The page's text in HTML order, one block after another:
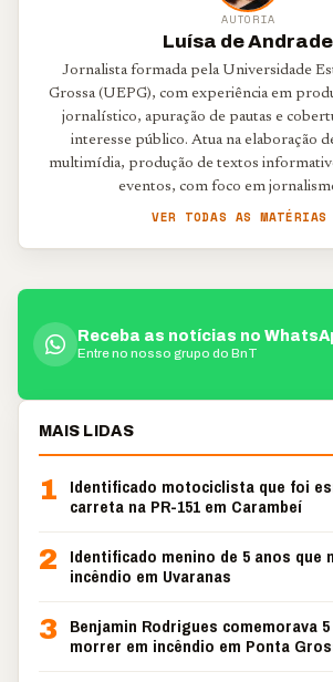
AUTORIA
Luísa de Andrade
Jornalista formada pela Universidade
Grossa (UEPG), com experiência em
jornalístico, apuração de pautas e
interesse público. Atua na elaboração
multimídia, produção de textos
eventos, com foco em
VER TODAS AS
Receba as notícias no
Entre no nosso grupo do BnT
MAIS LIDAS
1
Identificado motociclista que foi
carreta na PR-151 em Carambeí
2
Identificado menino de 5 anos que
incêndio em Uvaranas
3 Benjamin Rodrigues comemorava
morrer em incêndio em Ponta